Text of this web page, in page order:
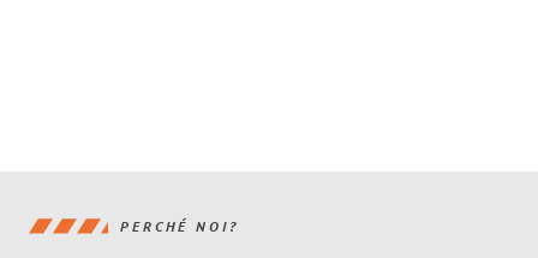
PERCHÉ NOI?